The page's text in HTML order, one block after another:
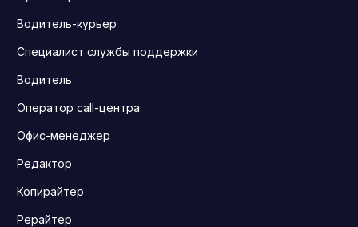
Водитель-курьер
Специалист службы поддержки
Водитель
Оператор call-центра
Офис-менеджер
Редактор
Копирайтер
Рерайтер